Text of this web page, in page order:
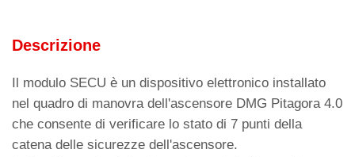
Descrizione
Il modulo SECU è un dispositivo elettronico installato
nel quadro di manovra dell'ascensore DMG Pitagora 4.0
che consente di verificare lo stato di 7 punti della
catena delle sicurezze dell'ascensore.